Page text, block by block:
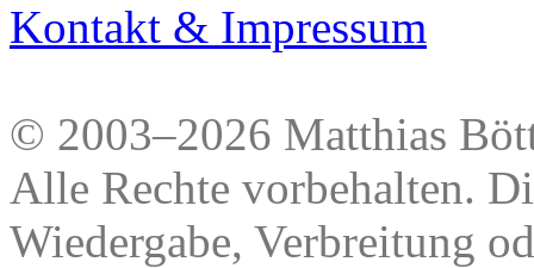
Kontakt & Impressum
© 2003–2026 Matthias
Alle Rechte vorbehalten.
Wiedergabe, Verbreitung